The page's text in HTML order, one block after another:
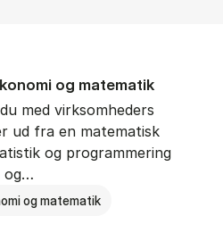
og ma­te­ma­tik
med virksomheders
ud fra en matematisk
og programmering
og…
og matematik